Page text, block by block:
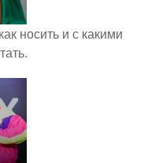
носить и с какими